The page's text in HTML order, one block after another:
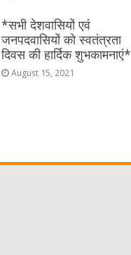
*सभी देशवासियों एवं
जनपदवासियों को स्वतंत्रता
दिवस की हार्दिक शुभकामनाएं*
August 15, 2021